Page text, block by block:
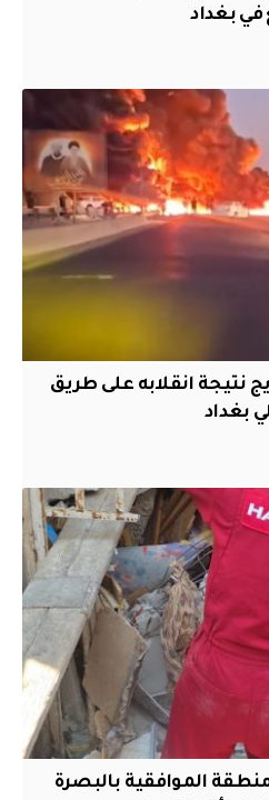
بغداد
نتيجة انقلابه على طريق
بغداد
الموافقية بالبصرة